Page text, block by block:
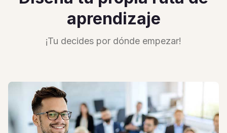
aprendizaje
¡Tu decides por dónde empezar!